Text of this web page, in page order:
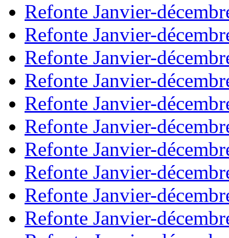
Refonte Janvier-
Refonte Janvier-
Refonte Janvier-
Refonte Janvier-
Refonte Janvier-
Refonte Janvier-
Refonte Janvier-
Refonte Janvier-
Refonte Janvier-
Refonte Janvier-